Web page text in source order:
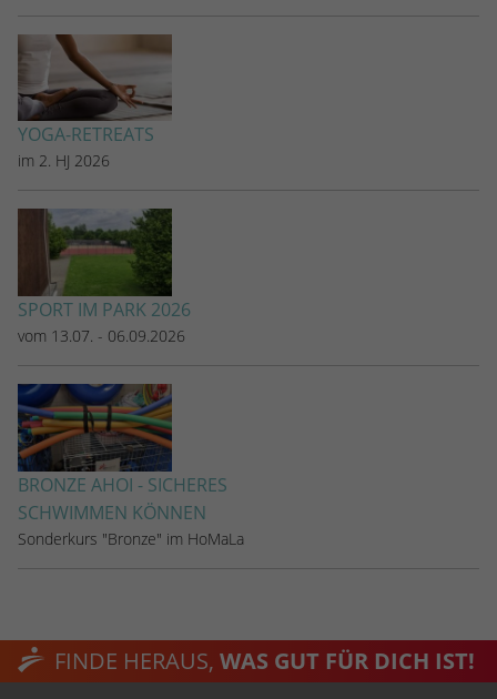
YOGA-RETREATS
im 2. HJ 2026
SPORT IM PARK 2026
vom 13.07. - 06.09.2026
BRONZE AHOI - SICHERES
SCHWIMMEN KÖNNEN
Sonderkurs "Bronze" im HoMaLa
FINDE HERAUS, WAS GUT FÜR DICH IST!
Name
Anbieter
Laufzeit
Zweck